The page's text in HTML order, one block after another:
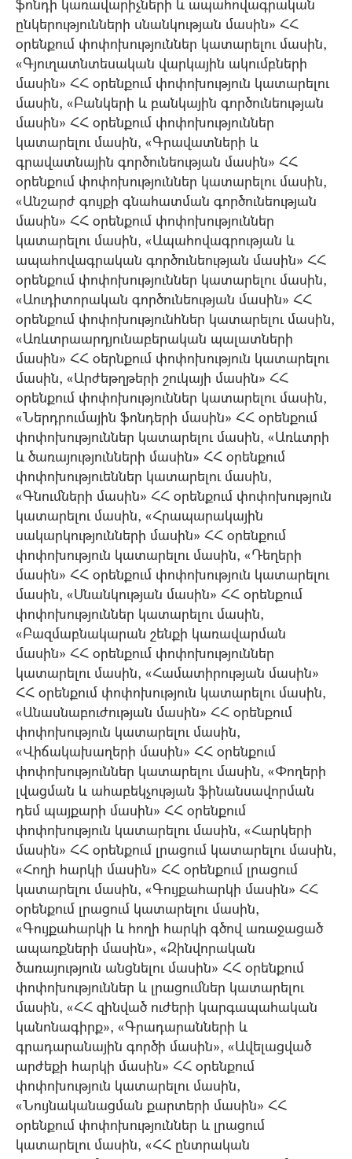
ֆոնդի կառավարիչների և ապահովագրական
ընկերությունների սնանկության մասին» ՀՀ
օրենքում փոփոխություններ կատարելու մասին,
«Գյուղատնտեսական վարկային ակումբների
մասին» ՀՀ օրենքում փոփոխություն կատարելու
մասին, «Բանկերի և բանկային գործունեության
մասին» ՀՀ օրենքում փոփոխություններ
կատարելու մասին, «Գրավատների և
գրավատնային գործունեության մասին» ՀՀ
օրենքում փոփոխություններ կատարելու մասին,
«Անշարժ գույքի գնահատման գործունեության
մասին» ՀՀ օրենքում փոփոխություններ
կատարելու մասին, «Ապահովագրության և
ապահովագրական գործունեության մասին» ՀՀ
օրենքում փոփոխություններ կատարելու մասին,
«Աուդիտորական գործունեության մասին» ՀՀ
օրենքում փոփոխությունհներ կատարելու մասին,
«Առևտրաարդյունաբերական պալատների
մասին» ՀՀ օերնքում փոփոխություն կատարելու
մասին, «Արժեթղթերի շուկայի մասին» ՀՀ
օրենքում փոփոխություններ կատարելու մասին,
«Ներդրումային ֆոնդերի մասին» ՀՀ օրենքում
փոփոխություններ կատարելու մասին, «Առևտրի
և ծառայությունների մասին» ՀՀ օրենքում
փոփոխություեններ կատարելու մասին,
«Գնումների մասին» ՀՀ օրենքում փոփոխություն
կատարելու մասին, «Հրապարակային
սակարկությունների մասին» ՀՀ օրենքում
փոփոխություն կատարելու մասին, «Դեղերի
մասին» ՀՀ օրենքում փոփոխություն կատարելու
մասին, «Սնանկության մասին» ՀՀ օրենքում
փոփոխություններ կատարելու մասին,
«Բազմաբնակարան շենքի կառավարման
մասին» ՀՀ օրենքում փոփոխություններ
կատարելու մասին, «Համատիրության մասին»
ՀՀ օրենքում փոփոխություն կատարելու մասին,
«Անասնաբուժության մասին» ՀՀ օրենքում
փոփոխություն կատարելու մասին,
«Վիճակախաղերի մասին» ՀՀ օրենքում
փոփոխություններ կատարելու մասին, «Փողերի
լվացման և ահաբեկչության ֆինանսավորման
դեմ պայքարի մասին» ՀՀ օրենքում
փոփոխություն կատարելու մասին, «Հարկերի
մասին» ՀՀ օրենքում լրացում կատարելու մասին,
«Հողի հարկի մասին» ՀՀ օրենքում լրացում
կատարելու մասին, «Գույքահարկի մասին» ՀՀ
օրենքում լրացում կատարելու մասին,
«Գույքահարկի և հողի հարկի գծով առաջացած
ապառքների մասին», «Զինվորական
ծառայություն անցնելու մասին» ՀՀ օրենքում
փոփոխություններ և լրացումներ կատարելու
մասին, «ՀՀ զինված ուժերի կարգապահական
կանոնագիրք», «Գրադարանների և
գրադարանային գործի մասին», «Ավելացված
արժեքի հարկի մասին» ՀՀ օրենքում
փոփոխություն կատարելու մասին,
«Նույնականացման քարտերի մասին» ՀՀ
օրենքում փոփոխություններ և լրացում
կատարելու մասին, «ՀՀ ընտրական